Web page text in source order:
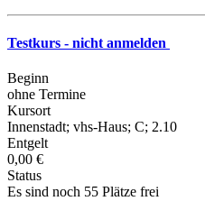
Testkurs - nicht anmelden
Beginn
ohne Termine
Kursort
Innenstadt; vhs-Haus; C; 2.10
Entgelt
0,00 €
Status
Es sind noch 55 Plätze frei